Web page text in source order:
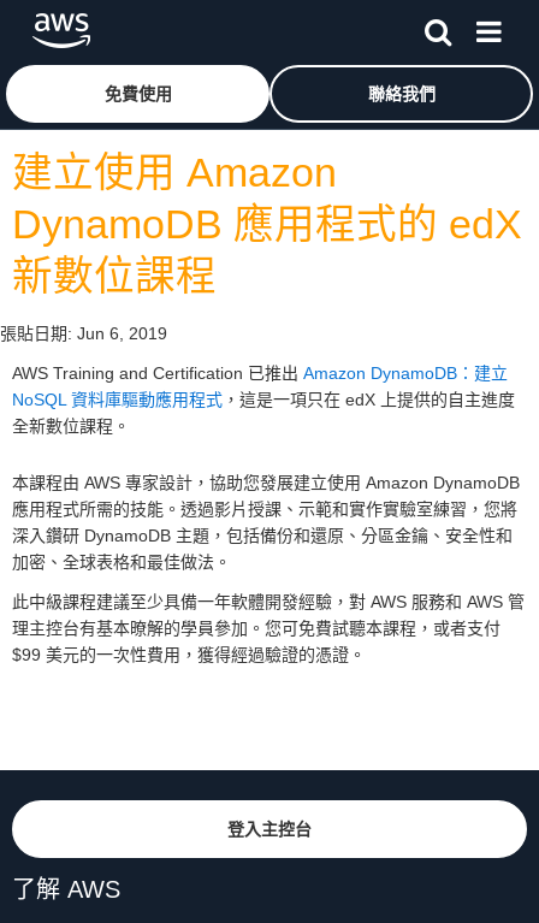
跳至主要內容按一下這裡可返回 Amazon Web Services 首頁
免費使用 聯絡我們
建立使用 Amazon
DynamoDB 應用程式的 edX
新數位課程
張貼日期: Jun 6, 2019
AWS Training and Certification 已推出 Amazon DynamoDB：建立
NoSQL 資料庫驅動應用程式 ，這是一項只在 edX 上提供的自主進度
全新數位課程。
本課程由 AWS 專家設計，協助您發展建立使用 Amazon DynamoDB
應用程式所需的技能。透過影片授課、示範和實作實驗室練習，您將
深入鑽研 DynamoDB 主題，包括備份和還原、分區金鑰、安全性和
加密、全球表格和最佳做法。
此中級課程建議至少具備一年軟體開發經驗，對 AWS 服務和 AWS 管
理主控台有基本暸解的學員參加。您可免費試聽本課程，或者支付
$99 美元的一次性費用，獲得經過驗證的憑證。
登入主控台
了解 AWS